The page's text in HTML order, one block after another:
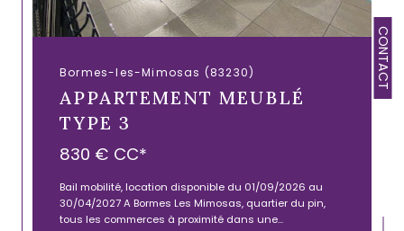
CONTACT
Bormes-les-Mimosas (83230)
APPARTEMENT MEUBLÉ
TYPE 3
830 € CC*
Bail mobilité, location disponible du 01/09/2026 au
30/04/2027 A Bormes Les Mimosas, quartier du pin,
tous les commerces à proximité dans une...